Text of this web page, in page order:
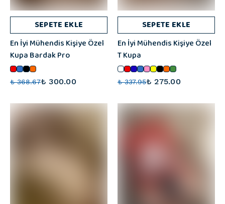
SEPETE EKLE
En İyi Mühendis Kişiye Özel
Kupa Bardak Pro
₺ 368.67₺ 300.00
SEPETE EKLE
En İyi Mühendis Kişiye Özel
T Kupa
₺ 337.95₺ 275.00